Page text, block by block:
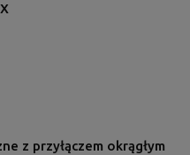
z przyłączem okrągłym